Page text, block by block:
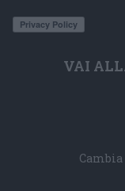
VAI